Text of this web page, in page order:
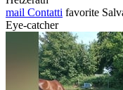
mail Contatti favorite
Eye-catcher